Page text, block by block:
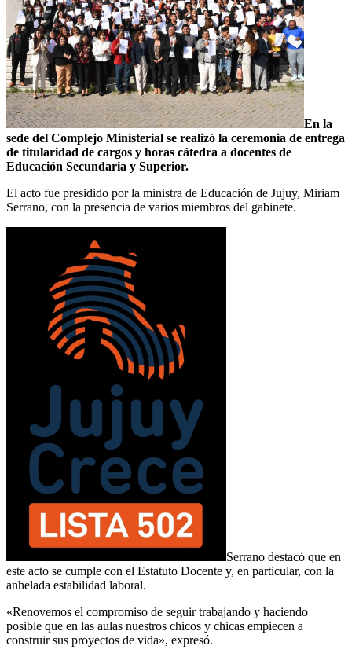
En la
sede del Complejo Ministerial se realizó la ceremonia de entrega
de titularidad de cargos y horas cátedra a docentes de
Educación Secundaria y Superior.
El acto fue presidido por la ministra de Educación de Jujuy, Miriam
Serrano, con la presencia de varios miembros del gabinete.
Serrano destacó que en
este acto se cumple con el Estatuto Docente y, en particular, con la
anhelada estabilidad laboral.
«Renovemos el compromiso de seguir trabajando y haciendo
posible que en las aulas nuestros chicos y chicas empiecen a
construir sus proyectos de vida», expresó.